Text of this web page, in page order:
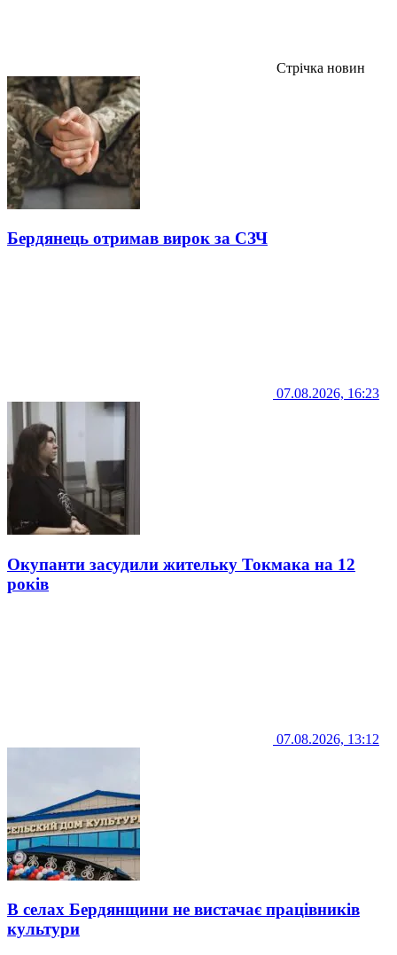
Стрічка новин
Бердянець отримав вирок за СЗЧ
07.08.2026, 16:23
Окупанти засудили жительку Токмака на 12
років
07.08.2026, 13:12
В селах Бердянщини не вистачає працівників
культури